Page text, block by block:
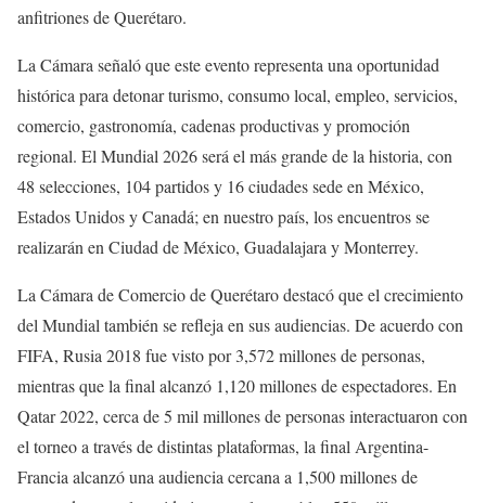
anfitriones de Querétaro.
La Cámara señaló que este evento representa una oportunidad
histórica para detonar turismo, consumo local, empleo, servicios,
comercio, gastronomía, cadenas productivas y promoción
regional. El Mundial 2026 será el más grande de la historia, con
48 selecciones, 104 partidos y 16 ciudades sede en México,
Estados Unidos y Canadá; en nuestro país, los encuentros se
realizarán en Ciudad de México, Guadalajara y Monterrey.
La Cámara de Comercio de Querétaro destacó que el crecimiento
del Mundial también se refleja en sus audiencias. De acuerdo con
FIFA, Rusia 2018 fue visto por 3,572 millones de personas,
mientras que la final alcanzó 1,120 millones de espectadores. En
Qatar 2022, cerca de 5 mil millones de personas interactuaron con
el torneo a través de distintas plataformas, la final Argentina-
Francia alcanzó una audiencia cercana a 1,500 millones de